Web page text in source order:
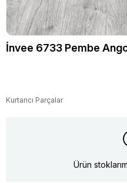
İnvee 6733 Pembe
Kurtarıcı Parçalar
Ürün